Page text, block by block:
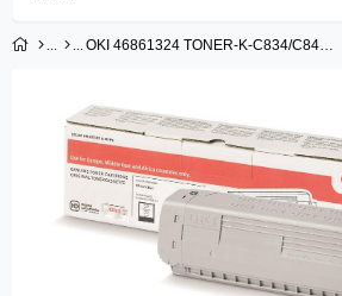
OKI 46861324 TONER-K-C834/C844-10K SİYAH TONER 10.000 SAYFA